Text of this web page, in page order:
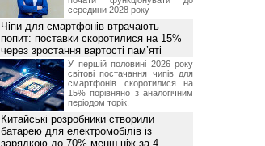
середини 2028 року
Чіпи для смартфонів втрачають
попит: поставки скоротилися на 15%
через зростання вартості пам’яті
У першій половині 2026 року
світові постачання чипів для
смартфонів скоротилися на
15% порівняно з аналогічним
періодом торік.
Китайські розробники створили
батарею для електромобілів із
зарядкою до 70% менш ніж за 4